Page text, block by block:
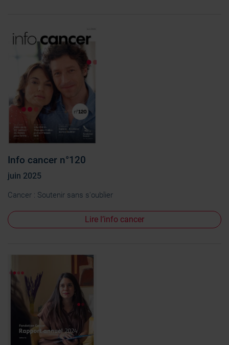
Info cancer n°120
juin 2025
Cancer : Soutenir sans s'oublier
Lire l’info cancer